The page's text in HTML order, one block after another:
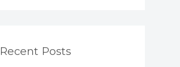
Recent Posts